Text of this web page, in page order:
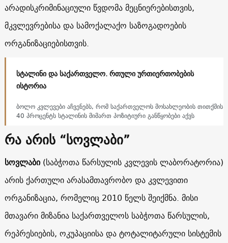
არადისკრიმინაციული წვდომა მეცნიერებისთვის,
მკვლევრებისა და სამოქალაქო საზოგადოების
ორგანიზაციებისთვის.
სტალინი და საქართველო. რთული ურთიერთობების
ისტორია
ბოლო კვლევები აჩვენებს, რომ საქართველოს მოსახლეობის თითქმის
40 პროცენტს სტალინის მიმართ პოზიტიური განწყობები აქვს
რა არის “სოვლაბი”
სოვლაბი(საბჭოთა წარსულის კვლევის ლაბორატორია)
არის ქართული არასამთავრობო და კვლევითი
ორგანიზაცია, რომელიც 2010 წელს შეიქმნა. მისი
მთავარი მიზანია საქართველოს საბჭოთა წარსულის,
რეპრესიების, ოკუპაციისა და ტოტალიტარული სისტემის